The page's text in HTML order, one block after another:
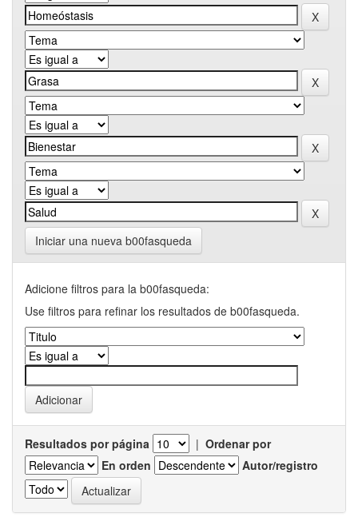
Iniciar una nueva b00fasqueda
Adicione filtros para la b00fasqueda:
Use filtros para refinar los resultados de b00fasqueda.
Resultados por página | Ordenar por
En orden
Autor/registro